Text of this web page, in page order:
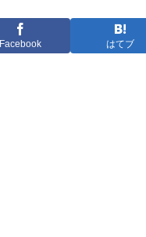
Facebook はてブ